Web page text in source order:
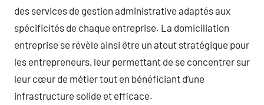
des services de gestion administrative adaptés aux
spécificités de chaque entreprise. La domiciliation
entreprise se révèle ainsi être un atout stratégique pour
les entrepreneurs, leur permettant de se concentrer sur
leur cœur de métier tout en bénéficiant d’une
infrastructure solide et efficace.